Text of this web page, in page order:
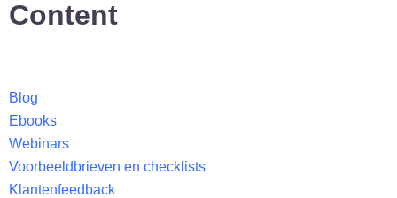
Content
Blog
Ebooks
Webinars
Voorbeeldbrieven en checklists
Klantenfeedback